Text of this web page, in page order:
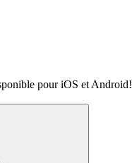
pour iOS et Android!